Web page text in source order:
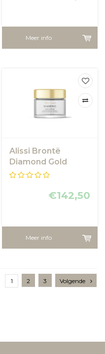
Meer info
Alissi Brontë
Diamond Gold
Cream
€142,50
Meer info
1 2 3 Volgende